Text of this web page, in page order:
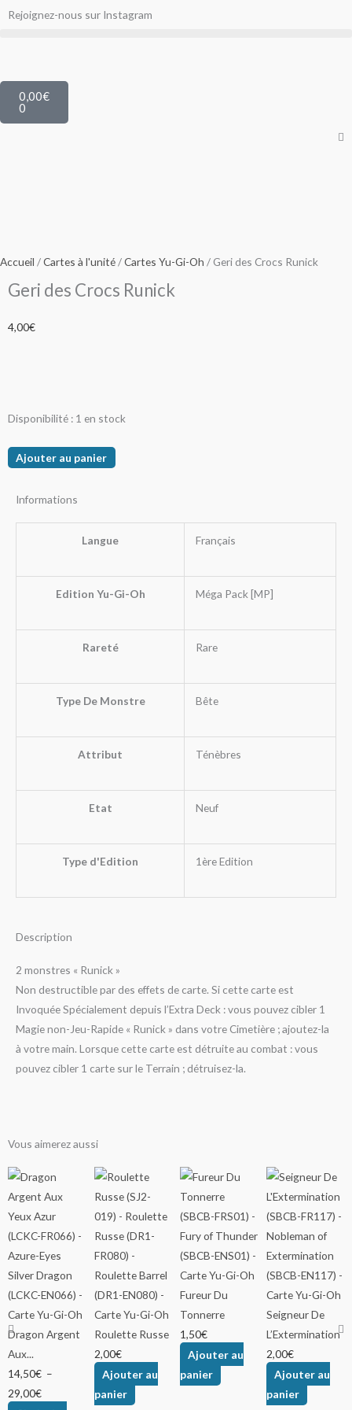
AllerRejoignez-nous sur Instagram
0,00€
0
Panier
Accueil /Cartes à l'unité/Cartes Yu-Gi-Oh / Geri des Crocs Runick
Geri des Crocs Runick
4,00€
Disponibilité : 1 en stock
quantité
Geri
Crocs
Ajouter au panier
Informations
Langue Français
Edition Yu-Gi-Oh Méga Pack [MP]
Rareté Rare
Type De Monstre Bête
Attribut Ténèbres
Etat Neuf
Type d'Edition 1ère Edition
Description
2 monstres « Runick »
Non destructible par des effets de carte. Si cette carte est
Invoquée Spécialement depuis l’Extra Deck : vous pouvez cibler 1
Magie non-Jeu-Rapide « Runick » dans votre Cimetière ; ajoutez-la
à votre main. Lorsque cette carte est détruite au combat : vous
pouvez cibler 1 carte sur le Terrain ; détruisez-la.
Vous aimerez aussi
Dragon Argent
Aux...
14,50€ –
29,00€
Plage
de
prix :
14,50€
à
29,00€
produit
plusieurs
variations.
Les
options
peuvent
être
choisies
Roulette Russe
2,00€
Ajouter au
panier
Fureur Du
Tonnerre
1,50€
Ajouter au
panier
Seigneur De
L’Extermination
2,00€
Ajouter au
panier